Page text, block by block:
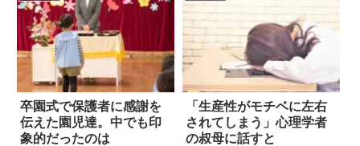
卒園式で保護者に感謝を
伝えた園児達。中でも印
象的だったのは
「生産性がモチベに左右
されてしまう」心理学者
の叔母に話すと